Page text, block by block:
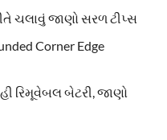
ચલાવું જાણો સરળ ટીપ્સ
Corner Edge
રિમૂવેબલ બેટરી, જાણો